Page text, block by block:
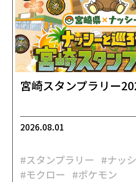
宮崎スタンプラリー
2026.08.01
#スタンプラリー #ナッ
#モクロー #ポケモン